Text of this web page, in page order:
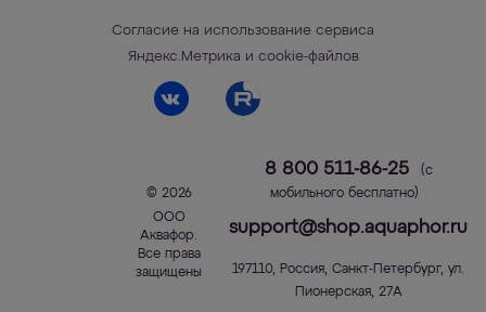
Согласие на использование сервиса
Яндекс.Метрика и cookie-файлов
© 2026
ООО
Аквафор.
Все права
защищены
8 800 511-86-25
(с
мобильного бесплатно)
support@shop.aquaphor.ru
197110, Россия, Санкт-Петербург, ул.
Пионерская, 27А